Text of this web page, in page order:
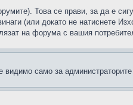
Това се прави, за да е
(или докато не натиснете
на форума с вашия
само за